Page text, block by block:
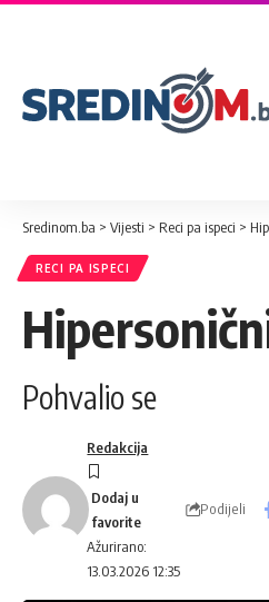
Sredinom.ba > Vijesti > Reci pa ispeci >
RECI PA ISPECI
Pohvalio se
Ažurirano:
13.03.2026 12:35
Redakcija
Podijeli